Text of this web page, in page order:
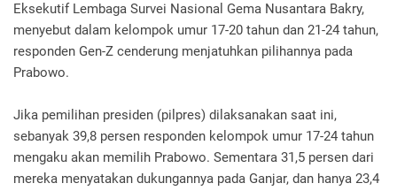
Eksekutif Lembaga Survei Nasional Gema Nusantara Bakry,
menyebut dalam kelompok umur 17-20 tahun dan 21-24 tahun,
responden Gen-Z cenderung menjatuhkan pilihannya pada
Prabowo.
Jika pemilihan presiden (pilpres) dilaksanakan saat ini,
sebanyak 39,8 persen responden kelompok umur 17-24 tahun
mengaku akan memilih Prabowo. Sementara 31,5 persen dari
mereka menyatakan dukungannya pada Ganjar, dan hanya 23,4